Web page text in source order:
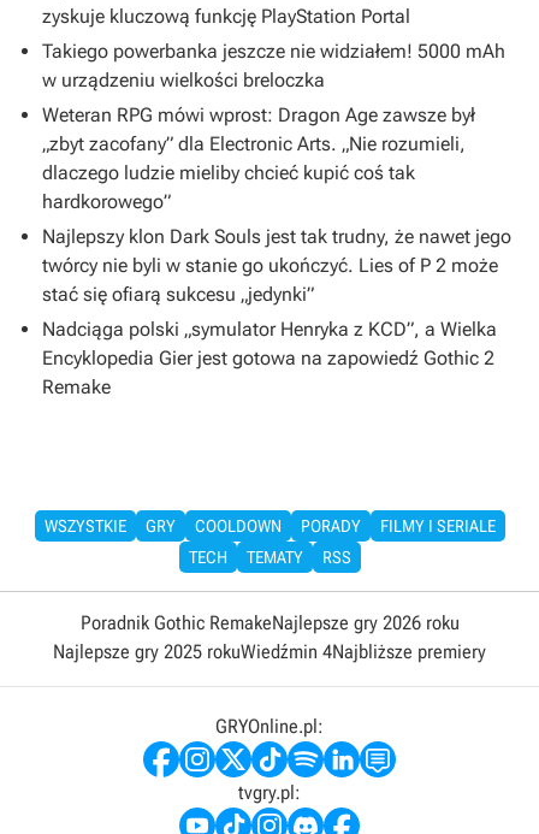
zyskuje kluczową funkcję PlayStation Portal
Takiego powerbanka jeszcze nie widziałem! 5000 mAh
w urządzeniu wielkości breloczka
Weteran RPG mówi wprost: Dragon Age zawsze był
„zbyt zacofany” dla Electronic Arts. „Nie rozumieli,
dlaczego ludzie mieliby chcieć kupić coś tak
hardkorowego”
Najlepszy klon Dark Souls jest tak trudny, że nawet jego
twórcy nie byli w stanie go ukończyć. Lies of P 2 może
stać się ofiarą sukcesu „jedynki”
Nadciąga polski „symulator Henryka z KCD”, a Wielka
Encyklopedia Gier jest gotowa na zapowiedź Gothic 2
Remake
WSZYSTKIE GRY COOLDOWN PORADY
FILMY I SERIALE
TECH
TEMATY RSS
Poradnik Gothic RemakeNajlepsze gry 2026 roku
Najlepsze gry 2025 rokuWiedźmin 4Najbliższe premiery
GRYOnline.pl:
tvgry.pl: